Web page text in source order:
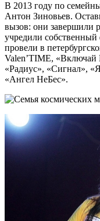
В 2013 году по
Антон Зиновьев.
вызов: они завершили
учредили
провели в
Valen’TIME,
«Радиус», «Сигнал»,
«Ангел НеБес».